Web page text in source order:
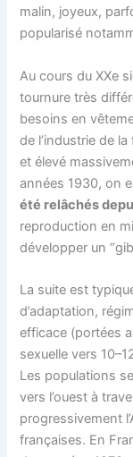
malin, joyeux,
popularisé
Au cours du XXe
tournure très
besoins en
de l’industrie de
et élevé
années 1930, on
été relâchés
reproduction en
développer un
La suite est
d’adaptation,
efficace (portées
sexuelle vers
Les populations
vers l’ouest à
progressivement
françaises. En